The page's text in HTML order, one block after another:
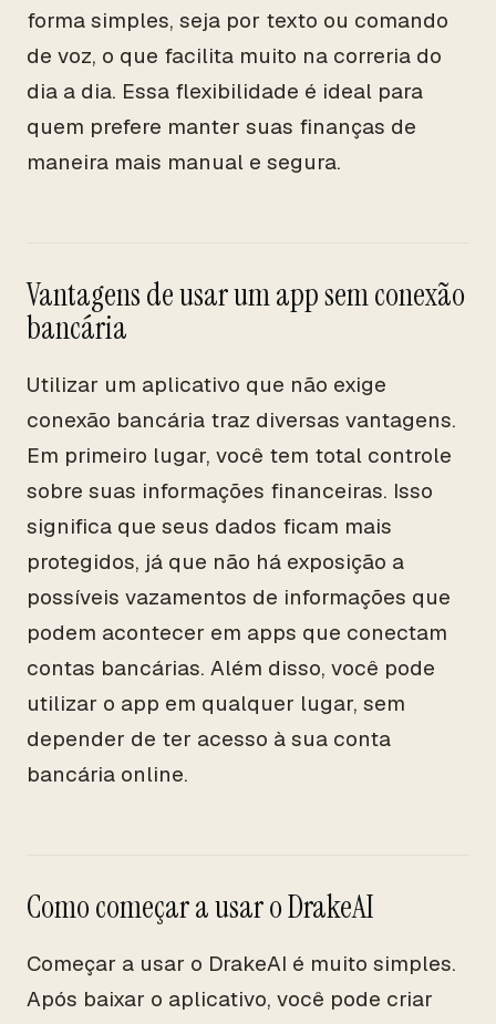
forma simples, seja por texto ou comando
de voz, o que facilita muito na correria do
dia a dia. Essa flexibilidade é ideal para
quem prefere manter suas finanças de
maneira mais manual e segura.
Vantagens de usar um app sem conexão
bancária
Utilizar um aplicativo que não exige
conexão bancária traz diversas vantagens.
Em primeiro lugar, você tem total controle
sobre suas informações financeiras. Isso
significa que seus dados ficam mais
protegidos, já que não há exposição a
possíveis vazamentos de informações que
podem acontecer em apps que conectam
contas bancárias. Além disso, você pode
utilizar o app em qualquer lugar, sem
depender de ter acesso à sua conta
bancária online.
Como começar a usar o DrakeAI
Começar a usar o DrakeAI é muito simples.
Após baixar o aplicativo, você pode criar